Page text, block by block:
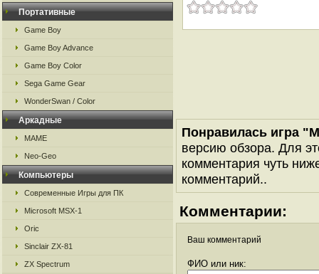
Портативные
Game Boy
Game Boy Advance
Game Boy Color
Sega Game Gear
WonderSwan / Color
Аркадные
MAME
Neo-Geo
Компьютеры
Современные Игры для ПК
Microsoft MSX-1
Oric
Sinclair ZX-81
ZX Spectrum
Понравилась игра
версию обзора. Для
комментария чуть
комментарий..
Комментарии:
Ваш комментарий
ФИО или ник: